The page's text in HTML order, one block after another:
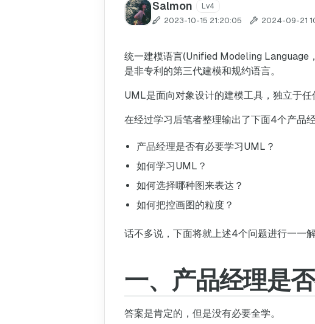
Salmon Lv4
2023-10-15 21:20:05 2024-09-21
统一建模语言(Unified Modeling Language
是非专利的第三代建模和规约语言。
UML是面向对象设计的建模工具，独立于任
在经过学习后笔者整理输出了下面4个产品
产品经理是否有必要学习UML？
如何学习UML？
如何选择哪种图来表达？
如何把控画图的粒度？
话不多说，下面将就上述4个问题进行一一解
一、产品经理是
答案是肯定的，但是没有必要全学。